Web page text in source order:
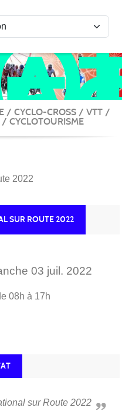
/ CYCLO-CROSS / VTT /
CYCLOTOURISME
2022
SUR ROUTE 2022
03 juil. 2022
08h à 17h
sur Route 2022